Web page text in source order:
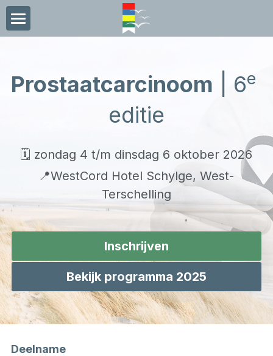
Media
+31 (0)20 224 61 22
info@waddenworkshoponcologie.nl
Prostaatcarcinoom | 6e
editie
🗓️ zondag 4 t/m dinsdag 6 oktober 2026
📍WestCord Hotel Schylge, West-
Terschelling
Inschrijven
Bekijk programma 2025
Deelname
BLOG CATEGORIEËN